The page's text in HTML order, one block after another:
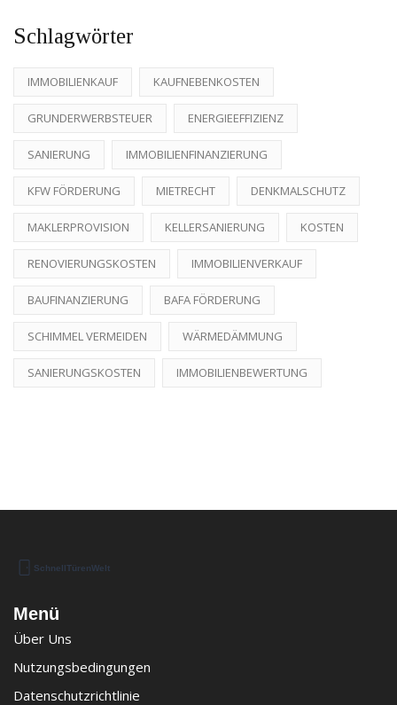
Schlagwörter
IMMOBILIENKAUF KAUFNEBENKOSTEN
GRUNDERWERBSTEUER ENERGIEEFFIZIENZ
SANIERUNG IMMOBILIENFINANZIERUNG
KFW FÖRDERUNG MIETRECHT DENKMALSCHUTZ
MAKLERPROVISION KELLERSANIERUNG KOSTEN
RENOVIERUNGSKOSTEN IMMOBILIENVERKAUF
BAUFINANZIERUNG BAFA FÖRDERUNG
SCHIMMEL VERMEIDEN WÄRMEDÄMMUNG
SANIERUNGSKOSTEN IMMOBILIENBEWERTUNG
Menü
Über Uns
Nutzungsbedingungen
Datenschutzrichtlinie